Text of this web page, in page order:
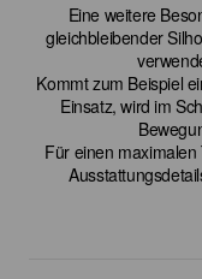
Eine weitere
gleichbleibender
Kommt zum Beispiel
Einsatz, wird im
Für einen